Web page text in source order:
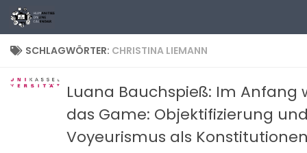
Zum Inhalt springen
SCHLAGWÖRTER: CHRISTINA LIEMANN
Luana Bauchspieß: Im Anfang
das Game: Objektifizierung
Voyeurismus als